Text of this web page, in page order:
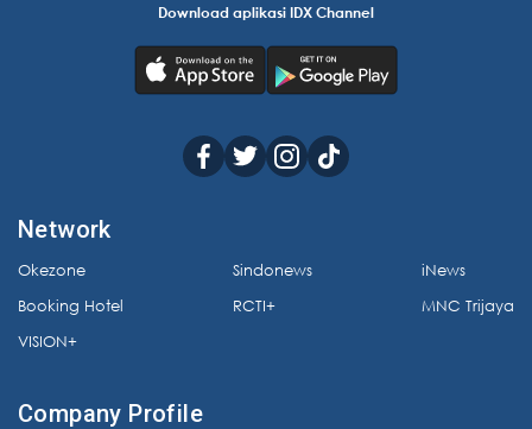
Download aplikasi IDX Channel
Network
Okezone
Booking Hotel
VISION+
Sindonews
RCTI+
iNews
MNC Trijaya
Company Profile